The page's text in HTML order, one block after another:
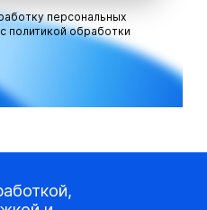
персональных
политикой обработки